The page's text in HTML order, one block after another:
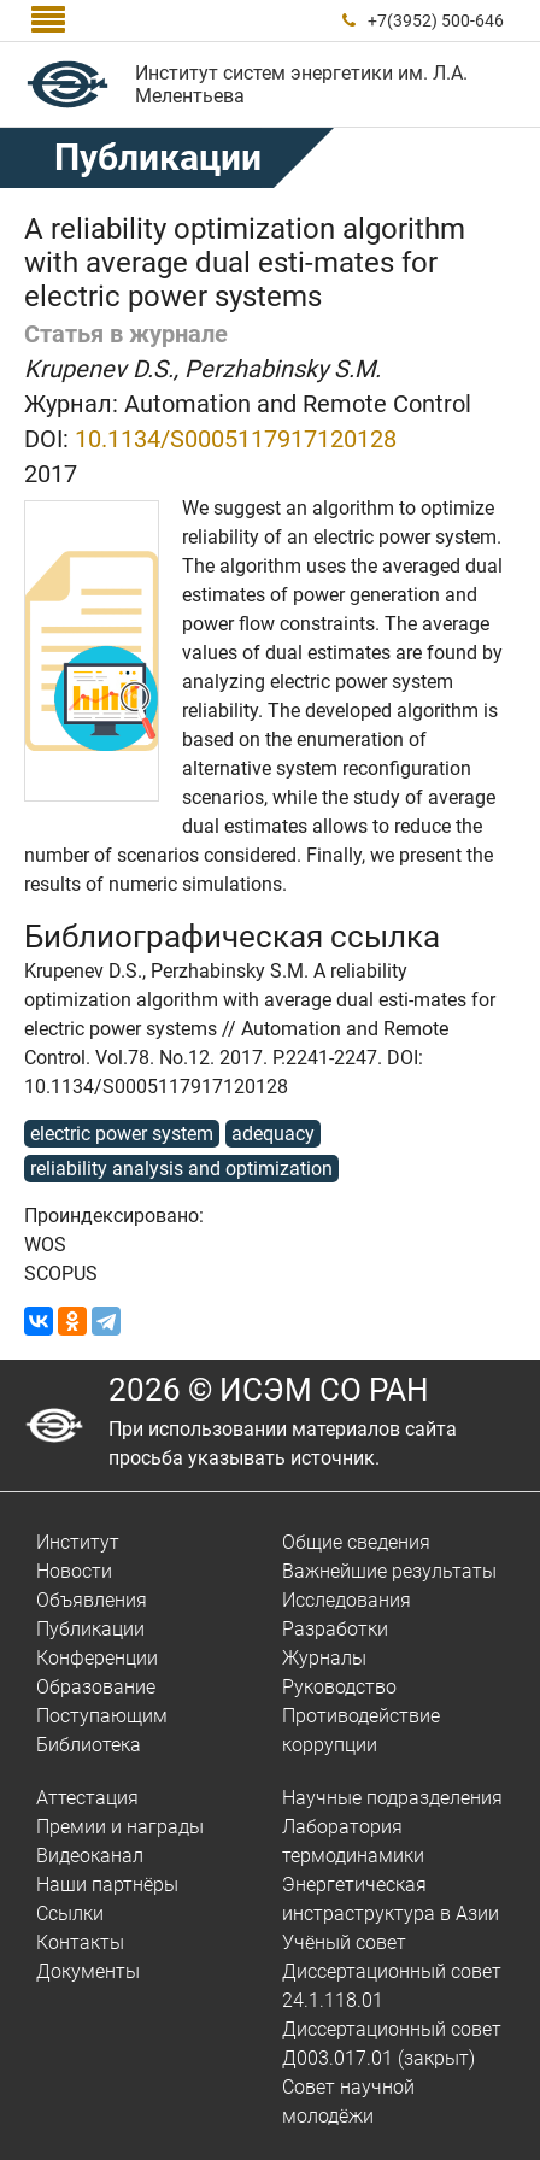
  +7(3952) 500-646
Институт систем энергетики им. Л.А.
Мелентьева
Публикации
A reliability optimization algorithm
with average dual esti-mates for
electric power systems
Статья в журнале
Krupenev D.S., Perzhabinsky S.M.
Журнал: Automation and Remote Control
DOI: 10.1134/S0005117917120128
2017
We suggest an algorithm to optimize
reliability of an electric power system.
The algorithm uses the averaged dual
estimates of power generation and
power flow constraints. The average
values of dual estimates are found by
analyzing electric power system
reliability. The developed algorithm is
based on the enumeration of
alternative system reconfiguration
scenarios, while the study of average
dual estimates allows to reduce the
number of scenarios considered. Finally, we present the
results of numeric simulations.
Библиографическая ссылка
Krupenev D.S., Perzhabinsky S.M. A reliability
optimization algorithm with average dual esti-mates for
electric power systems // Automation and Remote
Control. Vol.78. No.12. 2017. P.2241-2247. DOI:
10.1134/S0005117917120128
electric power system
adequacy
reliability analysis and optimization
Проиндексировано:
WOS
SCOPUS
2026 © ИСЭМ СО РАН
При использовании материалов сайта
просьба указывать источник.
Институт
Новости
Объявления
Публикации
Конференции
Образование
Поступающим
Библиотека
Общие сведения
Важнейшие результаты
Исследования
Разработки
Журналы
Руководство
Противодействие
коррупции
Аттестация
Премии и награды
Видеоканал
Наши партнёры
Ссылки
Контакты
Документы
Научные подразделения
Лаборатория
термодинамики
Энергетическая
инстраструктура в Азии
Учёный совет
Диссертационный совет
24.1.118.01
Диссертационный совет
Д003.017.01 (закрыт)
Совет научной
молодёжи